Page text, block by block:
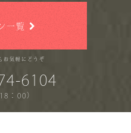
一覧
お気軽にどうぞ
6104
：00）